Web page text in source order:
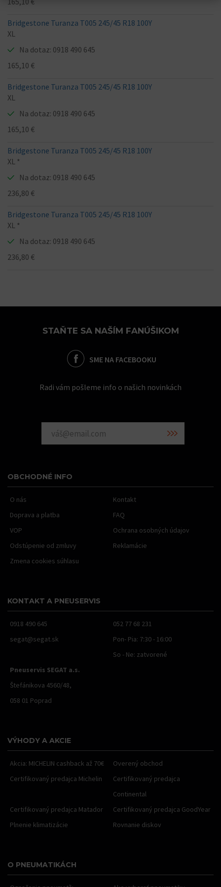
Bridgestone Turanza T005 245/45 R18 100Y
XL
Na dotaz: 0918 490 645
165,10 €
Bridgestone Turanza T005 245/45 R18 100Y
XL
Na dotaz: 0918 490 645
165,10 €
Bridgestone Turanza T005 245/45 R18 100Y
XL *
Na dotaz: 0918 490 645
236,80 €
Bridgestone Turanza T005 245/45 R18 100Y
XL *
Na dotaz: 0918 490 645
236,80 €
STAŇTE SA NAŠÍM FANÚŠIKOM
SME NA FACEBOOKU
Radi vám pošleme info o našich novinkách
OBCHODNÉ INFO
O nás
Kontakt
Doprava a platba
FAQ
VOP
Ochrana osobných údajov
Odstúpenie od zmluvy
Reklamácie
Zmena cookies súhlasu
KONTAKT A PNEUSERVIS
0918 490 645
052 77 68 231
segat@segat.sk
Pon- Pia: 7:30 - 16:00
So - Ne: zatvorené
Pneuservis SEGAT a.s.
Štefánikova 4560/48,
058 01 Poprad
VÝHODY A AKCIE
Akcia: MICHELIN cashback až 70€
Overený obchod
Certifikovaný predajca Michelin
Certifikovaný predajca
Continental
Certifikovaný predajca Matador
Certifikovaný predajca GoodYear
Plnenie klimatizácie
Rovnanie diskov
O PNEUMATIKÁCH